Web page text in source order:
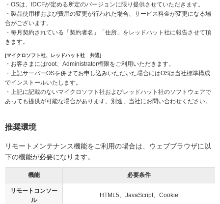
・OSは、IDCFが定める所定のバージョンに限り提供させていただきます。
・製品使用権および費用の変更が行われた場合、サービス料金が変更になる場
合がございます。
・毎月契約されている「契約者名」「住所」をレッドハット社に報告させて頂
きます。
[マイクロソフト社、レッドハット社 共通]
・お客さまにはroot、Administrator権限をご利用いただきます。
・上記サーバーOSを併せてお申し込みいただいた場合にはOSは当社標準構成
でインストールいたします。
・上記に記載のないマイクロソフト社およびレッドハット社のソフトウェアで
あっても提供が可能な場合があります。別途、当社にお問い合わせください。
推奨環境
リモートメンテナンス機能をご利用の場合は、ウェブブラウザに以
下の機能が必要になります。
機能 必要条件
リモートコンソー
ル
HTML5、JavaScript、Cookie